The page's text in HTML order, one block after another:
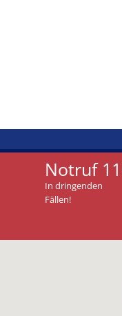
Notruf
In dringenden
Fällen!
Artikel